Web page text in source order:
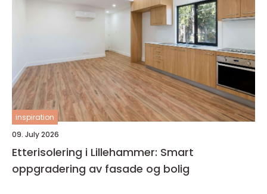
inspiration
09. July 2026
Etterisolering i Lillehammer: Smart
oppgradering av fasade og bolig